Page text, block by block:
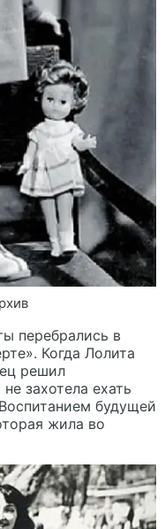
перебрались в
Когда Лолита
решил
захотела ехать
будущей
жила во